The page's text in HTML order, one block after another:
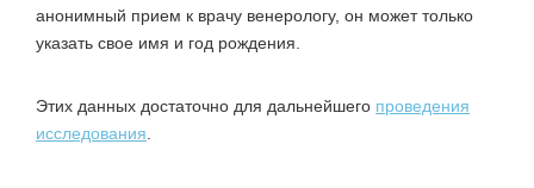
анонимный прием к врачу венерологу, он может только
указать свое имя и год рождения.
Этих данных достаточно для дальнейшего проведения
исследования.